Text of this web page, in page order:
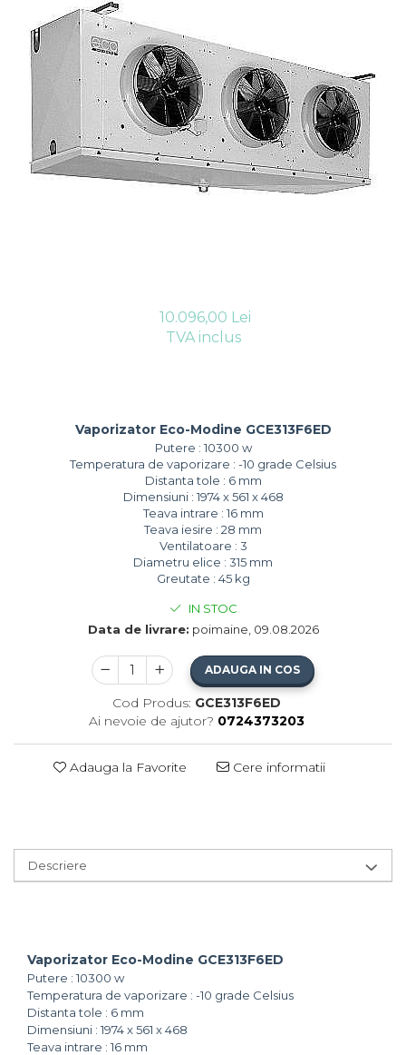
REZISTENTE SILICONICE
Uleiuri
Ventilatoare
Ventilatoare EbmPapst
Ventilatoare WEIGUANG
Ventilatoare turbina
VENTILATOARE AXIALE
Compresoare Cubigel R404a
Compresoare Jiaxipera
10.096,00 Lei
TVA inclus
Vaporizator Eco-Modine GCE313F6ED
Putere : 10300 w
Temperatura de vaporizare : -10 grade Celsius
Distanta tole : 6 mm
Dimensiuni : 1974 x 561 x 468
Teava intrare : 16 mm
Teava iesire : 28 mm
Ventilatoare : 3
Diametru elice : 315 mm
Greutate : 45 kg
IN STOC
Data de livrare: poimaine, 09.08.2026
ADAUGA IN COS
Cod Produs: GCE313F6ED
Ai nevoie de ajutor? 0724373203
Adauga la Favorite Cere informatii
Descriere
Vaporizator Eco-Modine GCE313F6ED
Putere : 10300 w
Temperatura de vaporizare : -10 grade Celsius
Distanta tole : 6 mm
Dimensiuni : 1974 x 561 x 468
Teava intrare : 16 mm